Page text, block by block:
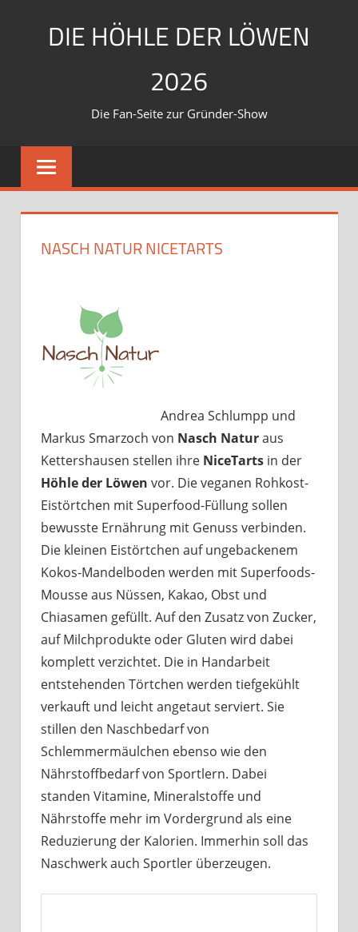
DIE HÖHLE DER LÖWEN
2026
Die Fan-Seite zur Gründer-Show
NASCH NATUR NICETARTS
Andrea Schlumpp und
Markus Smarzoch von Nasch Naturaus
Kettershausen stellen ihre NiceTarts in der
Höhle der Löwen vor. Die veganen Rohkost-
Eistörtchen mit Superfood-Füllung sollen
bewusste Ernährung mit Genuss verbinden.
Die kleinen Eistörtchen auf ungebackenem
Kokos-Mandelboden werden mit Superfoods-
Mousse aus Nüssen, Kakao, Obst und
Chiasamen gefüllt. Auf den Zusatz von Zucker,
auf Milchprodukte oder Gluten wird dabei
komplett verzichtet. Die in Handarbeit
entstehenden Törtchen werden tiefgekühlt
verkauft und leicht angetaut serviert. Sie
stillen den Naschbedarf von
Schlemmermäulchen ebenso wie den
Nährstoffbedarf von Sportlern. Dabei
standen Vitamine, Mineralstoffe und
Nährstoffe mehr im Vordergrund als eine
Reduzierung der Kalorien. Immerhin soll das
Naschwerk auch Sportler überzeugen.